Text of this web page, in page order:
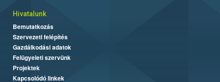
Hivatalunk
Bemutatkozás
Szervezeti felépítés
Gazdálkodási adatok
Felügyeleti szervünk
Projektek
Kapcsolódó linkek